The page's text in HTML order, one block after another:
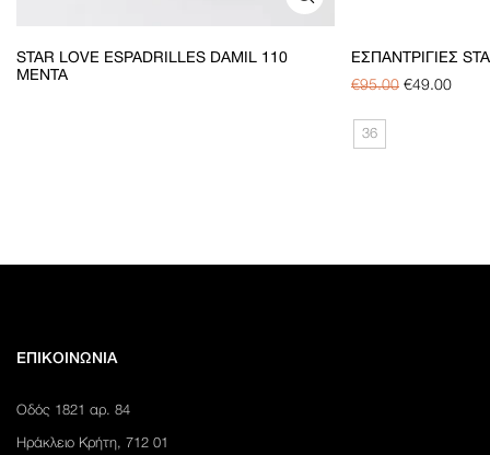
STAR LOVE ESPADRILLES DAMIL 110
MENTA
ΕΣΠΑΝΤΡΊΓΙΕΣ
€95.00 €49.00
36
ΕΠΙΚΟΙΝΩΝΊΑ
Οδός 1821 αρ. 84
Ηράκλειο Κρήτη, 712 01